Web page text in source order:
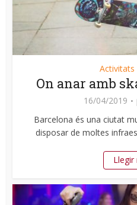
On anar amb
16/04/2019
Barcelona és una ciutat
disposar de moltes
Llegir